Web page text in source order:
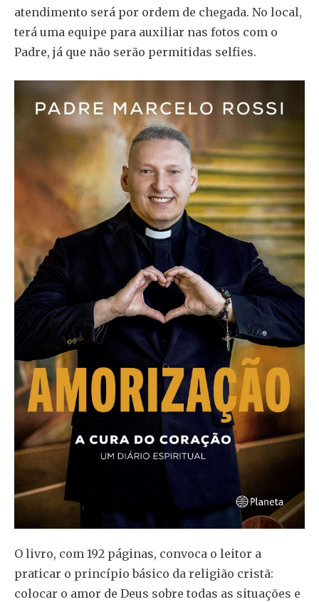
atendimento será por ordem de chegada. No local,
terá uma equipe para auxiliar nas fotos com o
Padre, já que não serão permitidas selfies.
O livro, com 192 páginas, convoca o leitor a
praticar o princípio básico da religião cristã:
colocar o amor de Deus sobre todas as situações e